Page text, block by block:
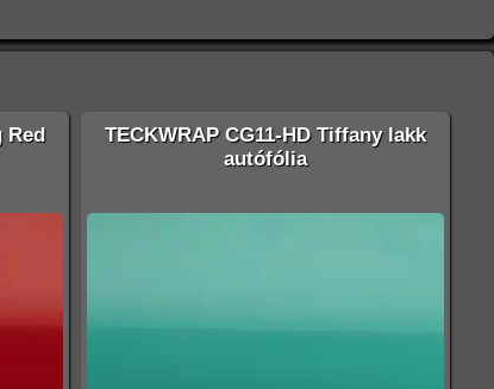
Red
TECKWRAP CG11-HD Tiffany lakk
autófólia